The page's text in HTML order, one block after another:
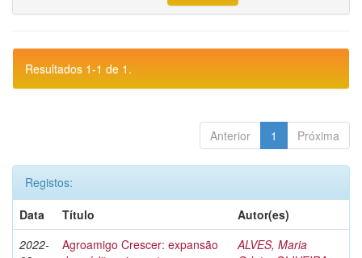
Resultados 1-1 de 1.
Anterior 1 Próxima
Registos:
Data
Título
Autor(es)
2022-
Agroamigo Crescer: expansão
ALVES, Maria